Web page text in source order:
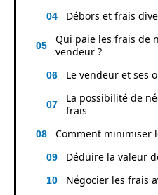
Débors et frais
Qui paie les frais de
vendeur ?
Le vendeur et ses
La possibilité de
frais
Comment minimiser
Déduire la valeur
Négocier les frais